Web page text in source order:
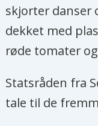
Kirkens
formelle
skjorter danser
dekket med
røde tomater
Statsråden fra
tale til de